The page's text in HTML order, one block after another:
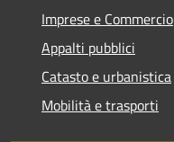
Imprese e Commercio
Appalti pubblici
Catasto e urbanistica
Mobilità e trasporti